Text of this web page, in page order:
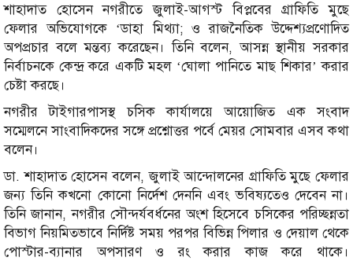
শাহাদাত হোসেন নগরীতে জুলাই-আগস্ট বিপ্লবের গ্রাফিতি মুছে
ফেলার অভিযোগকে ‘ডাহা মিথ্যা; ও রাজনৈতিক উদ্দেশ্যপ্রণোদিত
অপপ্রচার বলে মন্তব্য করেছেন। তিনি বলেন, আসন্ন স্থানীয় সরকার
নির্বাচনকে কেন্দ্র করে একটি মহল ‘ঘোলা পানিতে মাছ শিকার’ করার
চেষ্টা করছে।
নগরীর টাইগারপাসস্থ চসিক কার্যালয়ে আয়োজিত এক সংবাদ
সম্মেলনে সাংবাদিকদের সঙ্গে প্রশ্নোত্তর পর্বে মেয়র সোমবার এসব কথা
বলেন।
ডা. শাহাদাত হোসেন বলেন, জুলাই আন্দোলনের গ্রাফিতি মুছে ফেলার
জন্য তিনি কখনো কোনো নির্দেশ দেননি এবং ভবিষ্যতেও দেবেন না।
তিনি জানান, নগরীর সৌন্দর্যবর্ধনের অংশ হিসেবে চসিকের পরিচ্ছন্নতা
বিভাগ নিয়মিতভাবে নির্দিষ্ট সময় পরপর বিভিন্ন পিলার ও দেয়াল থেকে
পোস্টার-ব্যানার অপসারণ ও রং করার কাজ করে থাকে।